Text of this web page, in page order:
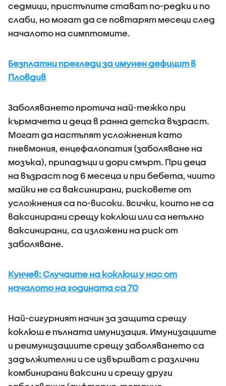
седмици, пристъпите стават по-редки и по
слаби, но могат да се повтарят месеци след
началото на симптомите.
Безплатни прегледи за имунен дефицит в
Пловдив
Заболяването протича най-тежко при
кърмачета и деца в ранна детска възраст.
Могат да настъпят усложнения като
пневмония, енцефалопатия (заболяване на
мозъка), припадъци и дори смърт. При деца
на възраст под 6 месеца и при бебета, чиито
майки не са ваксинирани, рисковете от
усложнения са по-високи. Всички, които не са
ваксинирани срещу коклюш или са непълно
ваксинирани, са изложени на риск от
заболяване.
Кунчев: Случаите на коклюш у нас от
началото на годината са 70
Най-сигурният начин за защита срещу
коклюш е пълната имунизация. Имунизациите
и реимунизациите срещу заболяването са
задължителни и се извършват с различни
комбинирани ваксини и срещу други